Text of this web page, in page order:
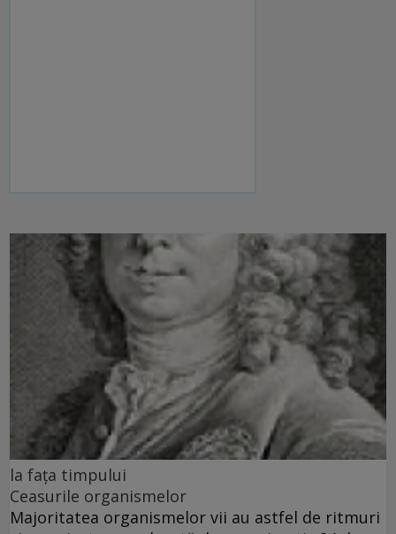
la fața timpului
Ceasurile organismelor
Majoritatea organismelor vii au astfel de ritmuri